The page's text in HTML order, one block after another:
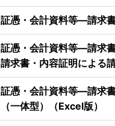
証憑・会計資料等―請求
証憑・会計資料等―請求
請求書・内容証明による
証憑・会計資料等―請求
（一体型）（Excel版）